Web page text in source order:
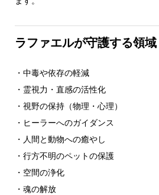
ラファエルが守護する領域
・中毒や依存の軽減
・霊視力・直感の活性化
・視野の保持（物理・心理）
・ヒーラーへのガイダンス
・人間と動物への癒やし
・行方不明のペットの保護
・空間の浄化
・魂の解放